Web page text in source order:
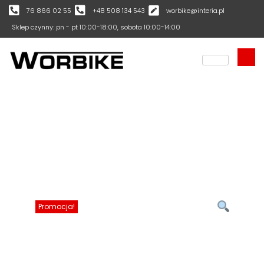
76 866 02 55 +48 508 134 543
worbike@interia.pl
Sklep czynny: pn - pt 10:00-18:00, sobota 10:00-14:00
Promocja!